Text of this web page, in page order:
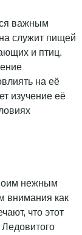
важным
служит пищей
и птиц.
на её
изучение её
нежным
внимания как
что этот